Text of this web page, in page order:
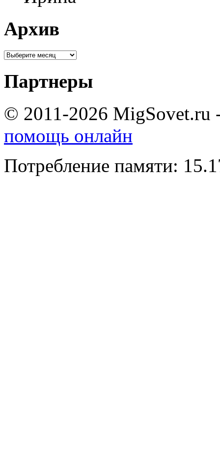
Архив
Партнеры
© 2011-2026 MigSovet.ru
помощь онлайн
Потребление памяти: